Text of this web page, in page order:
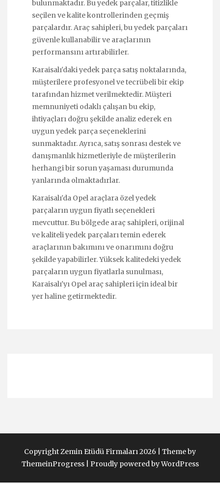
bulunmaktadır. Bu yedek parçalar, titizlikle
seçilen ve kalite kontrollerinden geçmiş
parçalardır. Araç sahipleri, bu yedek parçaları
güvenle kullanabilir ve araçlarının
performansını artırabilirler.
Karaisalı'daki yedek parça satış noktalarında,
müşterilere profesyonel ve tecrübeli bir ekip
tarafından hizmet verilmektedir. Müşteri
memnuniyeti odaklı çalışan bu ekip,
ihtiyaçları doğru şekilde analiz ederek en
uygun yedek parça seçeneklerini
sunmaktadır. Ayrıca, satış sonrası destek ve
danışmanlık hizmetleriyle de müşterilerin
herhangi bir sorun yaşaması durumunda
yanlarında olmaktadırlar.
Karaisalı'da Opel araçlara özel yedek
parçaların uygun fiyatlı seçenekleri
mevcuttur. Bu bölgede araç sahipleri, orijinal
ve kaliteli yedek parçaları temin ederek
araçlarının bakımını ve onarımını doğru
şekilde yapabilirler. Yüksek kalitedeki yedek
parçaların uygun fiyatlarla sunulması,
Karaisalı'yı Opel araç sahipleri için ideal bir
yer haline getirmektedir.
Copyright Zemin Etüdü Firmaları 2026 | Theme by
ThemeinProgress| Proudly powered by WordPress